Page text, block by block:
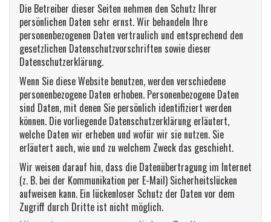
Die Betreiber dieser Seiten nehmen den Schutz Ihrer
persönlichen Daten sehr ernst. Wir behandeln Ihre
personenbezogenen Daten vertraulich und entsprechend den
gesetzlichen Datenschutzvorschriften sowie dieser
Datenschutzerklärung.
Wenn Sie diese Website benutzen, werden verschiedene
personenbezogene Daten erhoben. Personenbezogene Daten
sind Daten, mit denen Sie persönlich identifiziert werden
können. Die vorliegende Datenschutzerklärung erläutert,
welche Daten wir erheben und wofür wir sie nutzen. Sie
erläutert auch, wie und zu welchem Zweck das geschieht.
Wir weisen darauf hin, dass die Datenübertragung im Internet
(z. B. bei der Kommunikation per E-Mail) Sicherheitslücken
aufweisen kann. Ein lückenloser Schutz der Daten vor dem
Zugriff durch Dritte ist nicht möglich.